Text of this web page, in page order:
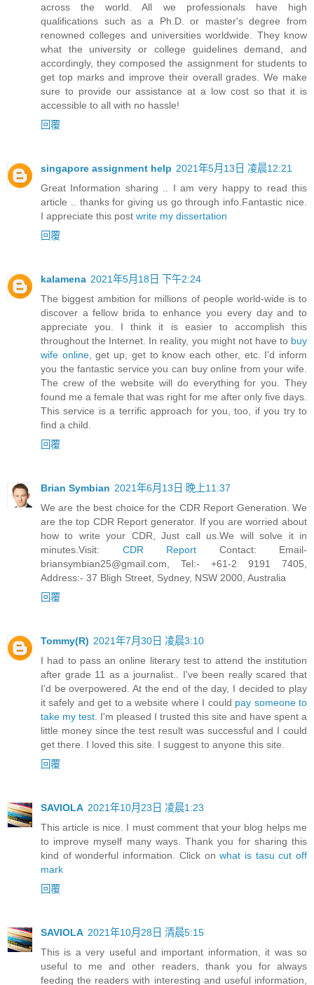
across the world. All we professionals have high
qualifications such as a Ph.D. or master's degree from
renowned colleges and universities worldwide. They know
what the university or college guidelines demand, and
accordingly, they composed the assignment for students to
get top marks and improve their overall grades. We make
sure to provide our assistance at a low cost so that it is
accessible to all with no hassle!
回覆
singapore assignment help 2021年5月13日 凌晨12:21
Great Information sharing .. I am very happy to read this
article .. thanks for giving us go through info.Fantastic nice.
I appreciate this post write my dissertation
回覆
kalamena 2021年5月18日 下午2:24
The biggest ambition for millions of people world-wide is to
discover a fellow brida to enhance you every day and to
appreciate you. I think it is easier to accomplish this
throughout the Internet. In reality, you might not have to buy
wife online, get up, get to know each other, etc. I'd inform
you the fantastic service you can buy online from your wife.
The crew of the website will do everything for you. They
found me a female that was right for me after only five days.
This service is a terrific approach for you, too, if you try to
find a child.
回覆
Brian Symbian 2021年6月13日 晚上11:37
We are the best choice for the CDR Report Generation. We
are the top CDR Report generator. If you are worried about
how to write your CDR, Just call us.We will solve it in
minutes.Visit: CDR Report Contact: Email-
briansymbian25@gmail.com , Tel:- +61-2 9191 7405,
Address:- 37 Bligh Street, Sydney, NSW 2000, Australia
回覆
Tommy(R) 2021年7月30日 凌晨3:10
I had to pass an online literary test to attend the institution
after grade 11 as a journalist.. I've been really scared that
I'd be overpowered. At the end of the day, I decided to play
it safely and get to a website where I could pay someone to
take my test . I'm pleased I trusted this site and have spent a
little money since the test result was successful and I could
get there. I loved this site. I suggest to anyone this site.
回覆
SAVIOLA 2021年10月23日 凌晨1:23
This article is nice. I must comment that your blog helps me
to improve myself many ways. Thank you for sharing this
kind of wonderful information. Click onwhat is tasu cut off
mark
回覆
SAVIOLA 2021年10月28日 清晨5:15
This is a very useful and important information, it was so
useful to me and other readers, thank you for always
feeding the readers with interesting and useful information,